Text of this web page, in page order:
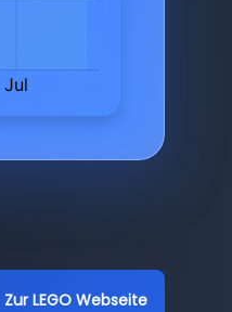
Zur LEGO Webseite